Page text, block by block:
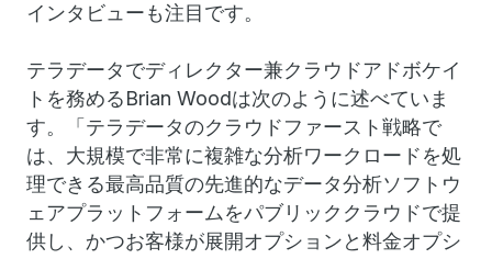
インタビューも注目です。
テラデータでディレクター兼クラウドアドボケイ
トを務めるBrian Woodは次のように述べていま
す。「テラデータのクラウドファースト戦略で
は、大規模で非常に複雑な分析ワークロードを処
理できる最高品質の先進的なデータ分析ソフトウ
ェアプラットフォームをパブリッククラウドで提
供し、かつお客様が展開オプションと料金オプシ